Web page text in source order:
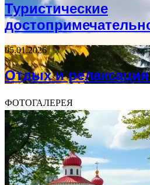
Туристические
05.01.2026
Отдых и
ФОТОГАЛЕРЕЯ